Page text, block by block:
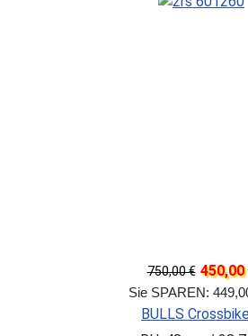
750,00 € 450,00
Sie SPAREN:
BULLS